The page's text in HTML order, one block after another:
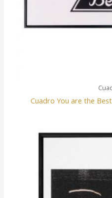
Cuadro You are the